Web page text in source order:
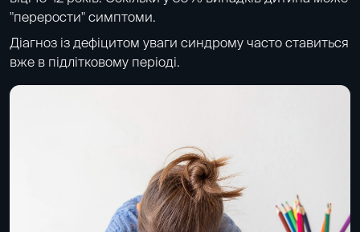
"перерости" симптоми.
Діагноз із дефіцитом уваги синдрому часто ставиться
вже в підлітковому періоді.